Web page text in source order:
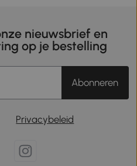
nieuwsbrief en
op je bestelling
Abonneren
Privacybeleid